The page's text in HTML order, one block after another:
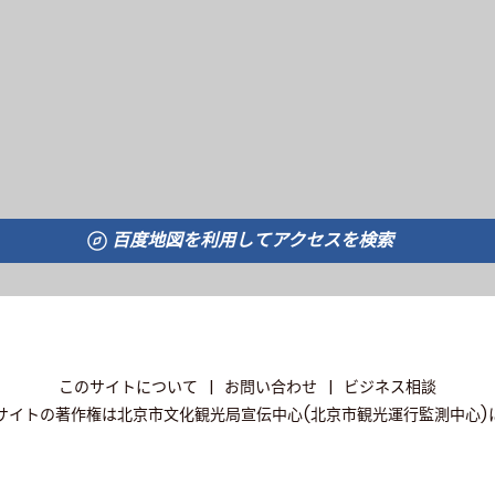
百度地図を利用してアクセスを検索
このサイトについて | お問い合わせ |
ビジネス相談
イトの著作権は北京市文化観光局宣伝中心(北京市観光運行監測中心)